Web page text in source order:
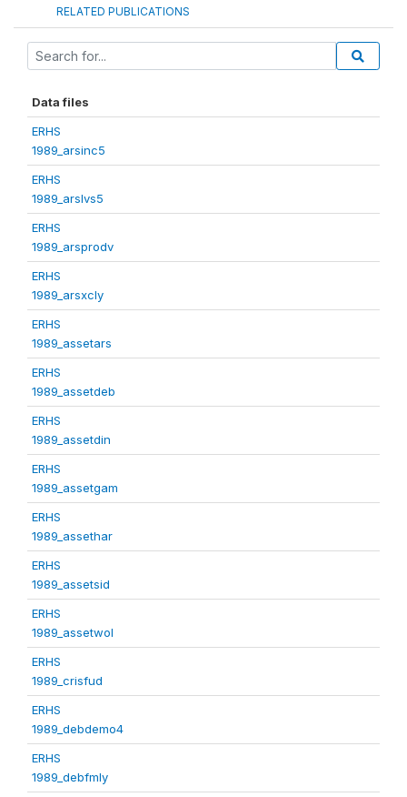
RELATED PUBLICATIONS
Data files
ERHS
1989_arsinc5
ERHS
1989_arslvs5
ERHS
1989_arsprodv
ERHS
1989_arsxcly
ERHS
1989_assetars
ERHS
1989_assetdeb
ERHS
1989_assetdin
ERHS
1989_assetgam
ERHS
1989_assethar
ERHS
1989_assetsid
ERHS
1989_assetwol
ERHS
1989_crisfud
ERHS
1989_debdemo4
ERHS
1989_debfmly